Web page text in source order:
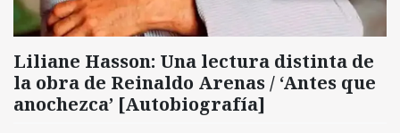
Liliane Hasson: Una lectura distinta de
la obra de Reinaldo Arenas / ‘Antes que
anochezca’ [Autobiografía]